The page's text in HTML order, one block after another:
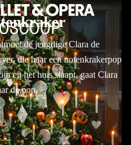
de jeugdige Clara de
die haar een notenkrakerpop
en het huis slaapt, gaat Clara
de pop.